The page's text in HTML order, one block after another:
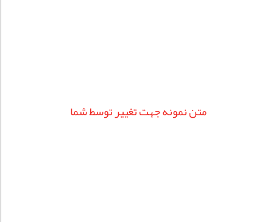
متن نمونه جهت تغییر توسط شما